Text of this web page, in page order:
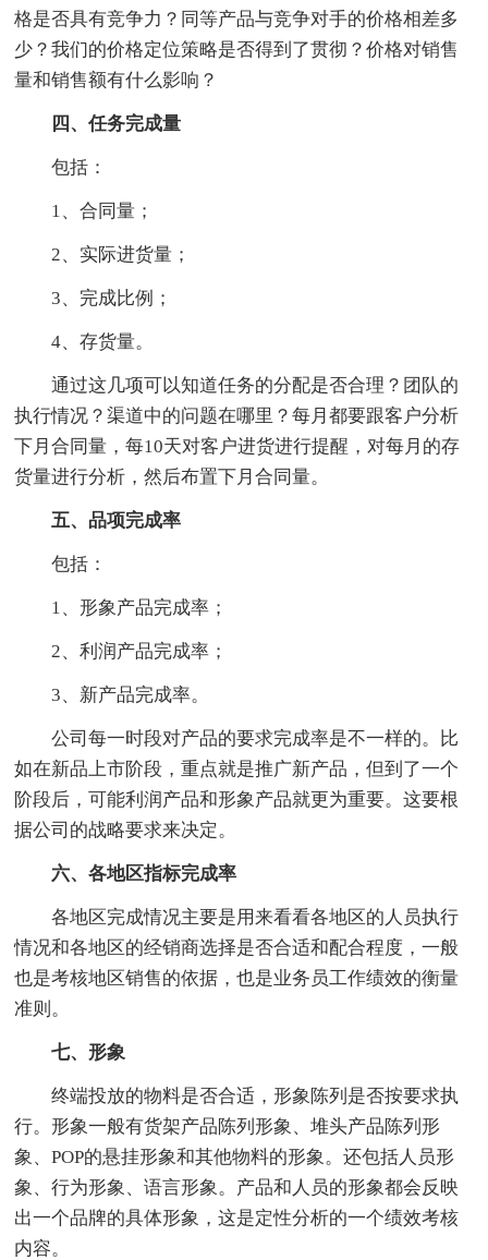
格是否具有竞争力？同等产品与竞争对手的价格相差多
少？我们的价格定位策略是否得到了贯彻？价格对销售
量和销售额有什么影响？
四、任务完成量
包括：
1、合同量；
2、实际进货量；
3、完成比例；
4、存货量。
通过这几项可以知道任务的分配是否合理？团队的
执行情况？渠道中的问题在哪里？每月都要跟客户分析
下月合同量，每10天对客户进货进行提醒，对每月的存
货量进行分析，然后布置下月合同量。
五、品项完成率
包括：
1、形象产品完成率；
2、利润产品完成率；
3、新产品完成率。
公司每一时段对产品的要求完成率是不一样的。比
如在新品上市阶段，重点就是推广新产品，但到了一个
阶段后，可能利润产品和形象产品就更为重要。这要根
据公司的战略要求来决定。
六、各地区指标完成率
各地区完成情况主要是用来看看各地区的人员执行
情况和各地区的经销商选择是否合适和配合程度，一般
也是考核地区销售的依据，也是业务员工作绩效的衡量
准则。
七、形象
终端投放的物料是否合适，形象陈列是否按要求执
行。形象一般有货架产品陈列形象、堆头产品陈列形
象、POP的悬挂形象和其他物料的形象。还包括人员形
象、行为形象、语言形象。产品和人员的形象都会反映
出一个品牌的具体形象，这是定性分析的一个绩效考核
内容。